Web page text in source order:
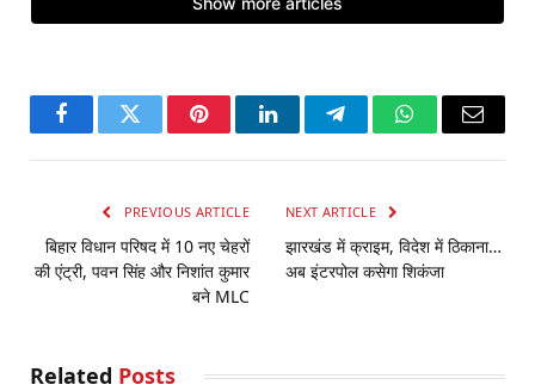
FacebookTwitter PinterestLinkedInTelegramWhatsApp
Email
PREVIOUS ARTICLE
बिहार विधान परिषद में 10 नए चेहरों
की एंट्री, पवन सिंह और निशांत कुमार
बने MLC
NEXT ARTICLE
झारखंड में क्राइम, विदेश में ठिकाना…
अब इंटरपोल कसेगा शिकंजा
Related Posts